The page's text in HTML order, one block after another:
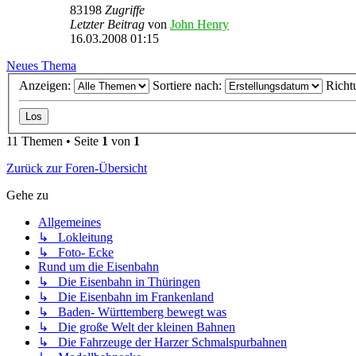
83198 Zugriffe
Letzter Beitrag von John Henry
16.03.2008 01:15
Neues Thema
Anzeigen:
Sortiere nach:
11 Themen • Seite 1 von 1
Zurück zur Foren-Übersicht
Gehe zu
Allgemeines
↳ Lokleitung
↳ Foto- Ecke
Rund um die Eisenbahn
↳ Die Eisenbahn in Thüringen
↳ Die Eisenbahn im Frankenland
↳ Baden- Württemberg bewegt was
↳ Die große Welt der kleinen Bahnen
↳ Die Fahrzeuge der Harzer Schmalspurbahnen